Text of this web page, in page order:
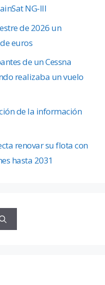
NG-III
de 2026 un
euros
de un Cessna
realizaba un vuelo
de la información
renovar su flota con
hasta 2031